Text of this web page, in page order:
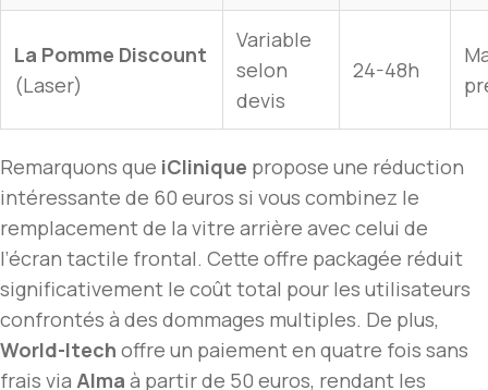
La Pomme Discount
(Laser)
Variable
selon
devis
24-48h
Remarquons que iClinique propose une réduction
intéressante de 60 euros si vous combinez le
remplacement de la vitre arrière avec celui de
l’écran tactile frontal. Cette offre packagée réduit
significativement le coût total pour les utilisateurs
confrontés à des dommages multiples. De plus,
World-Itech offre un paiement en quatre fois sans
frais via Alma à partir de 50 euros, rendant les